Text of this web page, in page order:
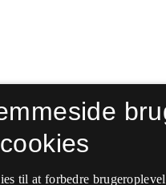
cookies
til at forbedre